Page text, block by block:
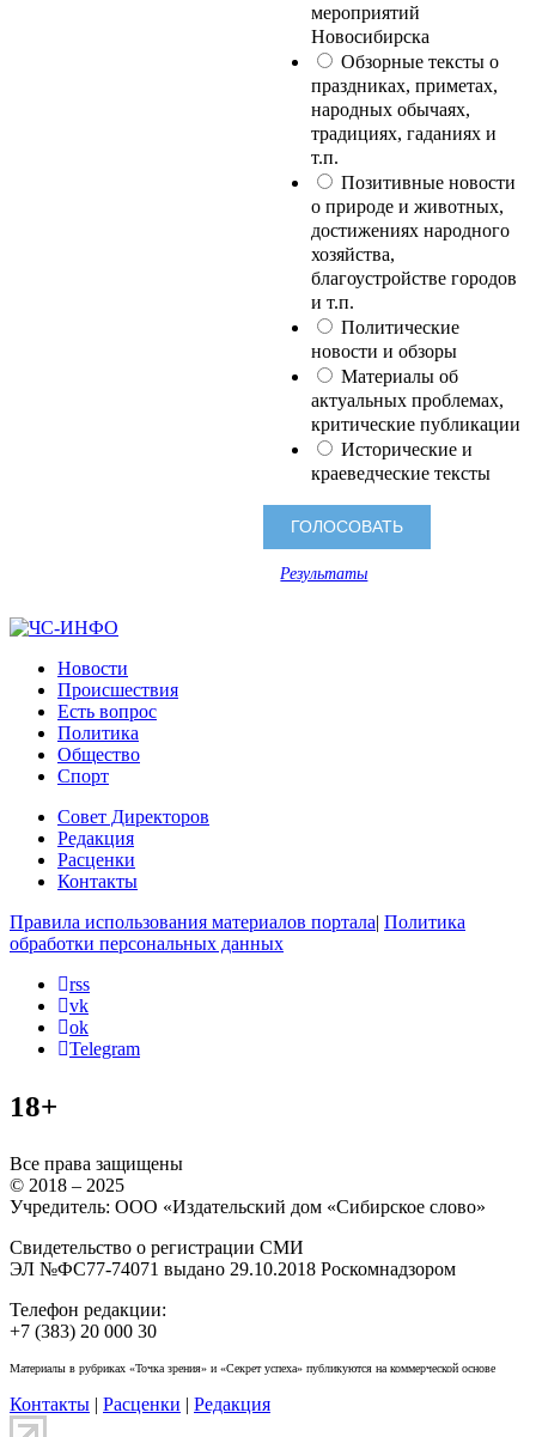
мероприятий
Новосибирска
Обзорные тексты о
праздниках, приметах,
народных обычаях,
традициях, гаданиях и
т.п.
Позитивные новости
о природе и животных,
достижениях народного
хозяйства,
благоустройстве городов
и т.п.
Политические
новости и обзоры
Материалы об
актуальных проблемах,
критические публикации
Исторические и
краеведческие тексты
Результаты
Новости
Происшествия
Есть вопрос
Политика
Общество
Спорт
Совет Директоров
Редакция
Расценки
Контакты
Правила использования материалов портала| Политика
обработки персональных данных
rss
vk
ok
Telegram
18+
Все права защищены
© 2018 – 2025
Учредитель: ООО «Издательский дом «Сибирское слово»
Свидетельство о регистрации СМИ
ЭЛ №ФС77-74071 выдано 29.10.2018 Роскомнадзором
Телефон редакции:
+7 (383) 20 000 30
Материалы в рубриках «Точка зрения» и «Секрет успеха» публикуются на коммерческой основе
Контакты | Расценки | Редакция